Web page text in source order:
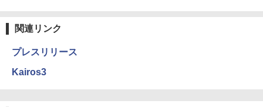
関連リンク
プレスリリース
Kairos3